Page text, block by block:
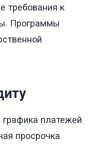
требования к
Программы
платежей
просрочка